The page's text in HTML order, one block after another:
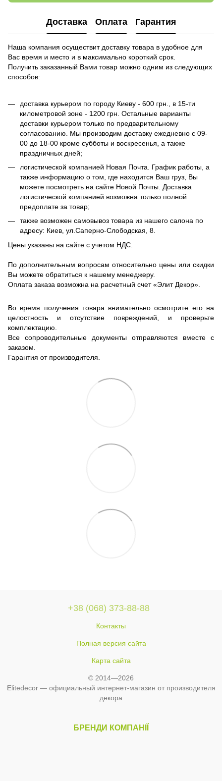
Доставка Оплата Гарантия
Наша компания осуществит доставку товара в удобное для
Вас время и место и в максимально короткий срок.
Получить заказанный Вами товар можно одним из следующих
способов:
доставка курьером по городу Киеву - 600 грн., в 15-ти
километровой зоне - 1200 грн. Остальные варианты
доставки курьером только по предварительному
согласованию. Мы производим доставку ежедневно с 09-
00 до 18-00 кроме субботы и воскресенья, а также
праздничных дней;
логистической компанией Новая Почта. График работы, а
также информацию о том, где находится Ваш груз, Вы
можете посмотреть на сайте Новой Почты. Доставка
логистической компанией возможна только полной
предоплате за товар;
также возможен самовывоз товара из нашего салона по
адресу: Киев, ул.Саперно-Слободская, 8.
Цены указаны на сайте с учетом НДС.
По дополнительным вопросам относительно цены или скидки
Вы можете обратиться к нашему менеджеру.
Оплата заказа возможна на расчетный счет «Элит Декор».
Во время получения товара внимательно осмотрите его на
целостность и отсутствие повреждений, и проверьте
комплектацию.
Все сопроводительные документы отправляются вместе с
заказом.
Гарантия от производителя.
+38 (068) 373-88-88
Контакты
Полная версия сайта
Карта сайта
© 2014—2026
Elitedecor — официальный интернет-магазин от производителя
декора
БРЕНДИ КОМПАНІЇ